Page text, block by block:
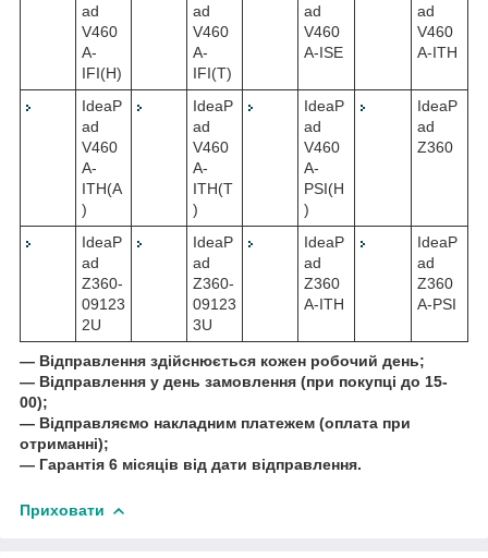
ad
V460
A-
IFI(H)
ad
V460
A-
IFI(T)
ad
V460
A-ISE
ad
V460
A-ITH
IdeaP
ad
V460
A-
ITH(A
)
IdeaP
ad
V460
A-
ITH(T
)
IdeaP
ad
V460
A-
PSI(H
)
IdeaP
ad
Z360
IdeaP
ad
Z360-
09123
2U
IdeaP
ad
Z360-
09123
3U
IdeaP
ad
Z360
A-ITH
IdeaP
ad
Z360
A-PSI
― Відправлення здійснюється кожен робочий день;
― Відправлення у день замовлення (при покупці до 15-
00);
― Відправляємо накладним платежем (оплата при
отриманні);
― Гарантія 6 місяців від дати відправлення.
Приховати